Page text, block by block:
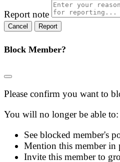
Report note
Report
Block Member?
Please confirm you want to
You will no longer be able to:
See blocked member's
Mention this member in
Invite this member to